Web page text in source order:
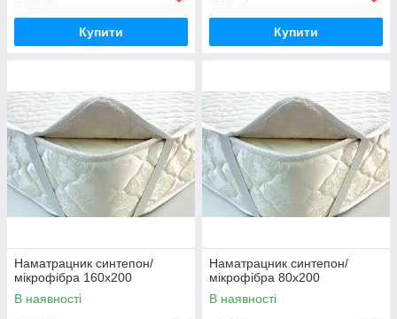
Купити Купити
Наматрацник синтепон/
мікрофібра 160х200
В наявності
Наматрацник синтепон/
мікрофібра 80х200
В наявності